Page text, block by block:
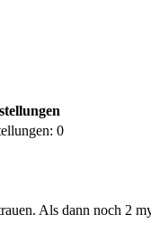
0
Als dann noch 2